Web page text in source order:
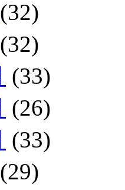
(32)
(32)
(33)
(26)
(33)
(29)